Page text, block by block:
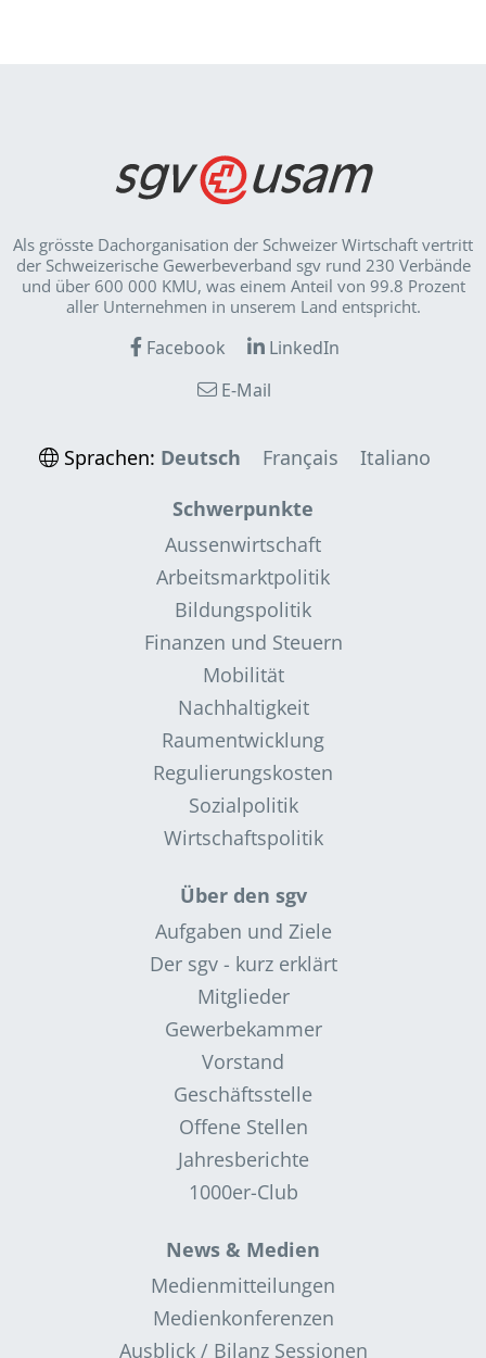
Als grösste Dachorganisation der Schweizer Wirt­schaft vertritt
der Schweizerische Gewerbeverband sgv rund 230 Verbände
und über 600 000 KMU, was einem Anteil von 99.8 Prozent
aller Unternehmen in unserem Land entspricht.
Facebook
LinkedIn
E-Mail
Sprachen: Deutsch Français
Italiano
Schwerpunkte
Aussenwirtschaft
Arbeitsmarktpolitik
Bildungspolitik
Finanzen und Steuern
Mobilität
Nachhaltigkeit
Raumentwicklung
Regulierungskosten
Sozialpolitik
Wirtschaftspolitik
Über den sgv
Aufgaben und Ziele
Der sgv - kurz erklärt
Mitglieder
Gewerbekammer
Vorstand
Geschäftsstelle
Offene Stellen
Jahresberichte
1000er-Club
News & Medien
Medienmitteilungen
Medienkonferenzen
Ausblick / Bilanz Sessionen